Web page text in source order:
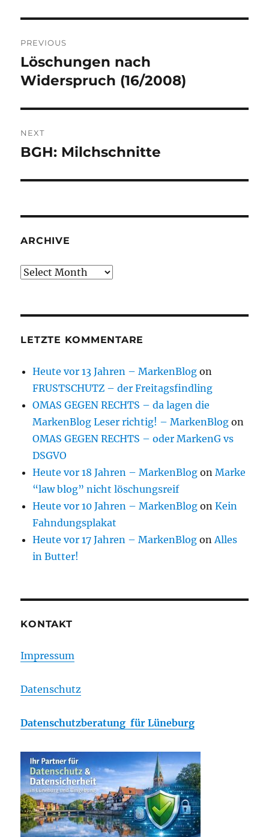
navigation
PREVIOUS
Previous
post:
Löschungen nach
Widerspruch (16/2008)
NEXT
Next
BGH: Milchschnitte
ARCHIVE
Archive
LETZTE KOMMENTARE
Heute vor 13 Jahren – MarkenBlog on
FRUSTSCHUTZ – der Freitagsfindling
OMAS GEGEN RECHTS – da lagen die
MarkenBlog Leser richtig! – MarkenBlog on
OMAS GEGEN RECHTS – oder MarkenG vs
DSGVO
Heute vor 18 Jahren – MarkenBlog onMarke
“law blog” nicht löschungsreif
Heute vor 10 Jahren – MarkenBlog onKein
Fahndungsplakat
Heute vor 17 Jahren – MarkenBlog onAlles
in Butter!
KONTAKT
Impressum
Datenschutz
Datenschutzberatung für Lüneburg